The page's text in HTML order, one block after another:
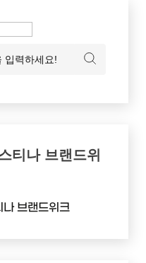
티나 브랜드위